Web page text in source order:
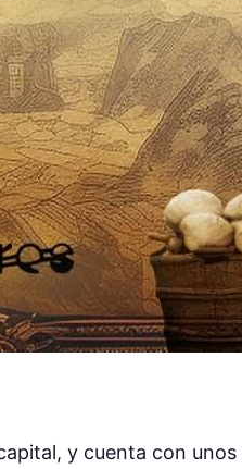
y cuenta con unos